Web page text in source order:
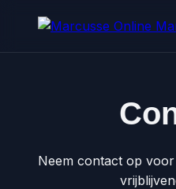
Neem contact op